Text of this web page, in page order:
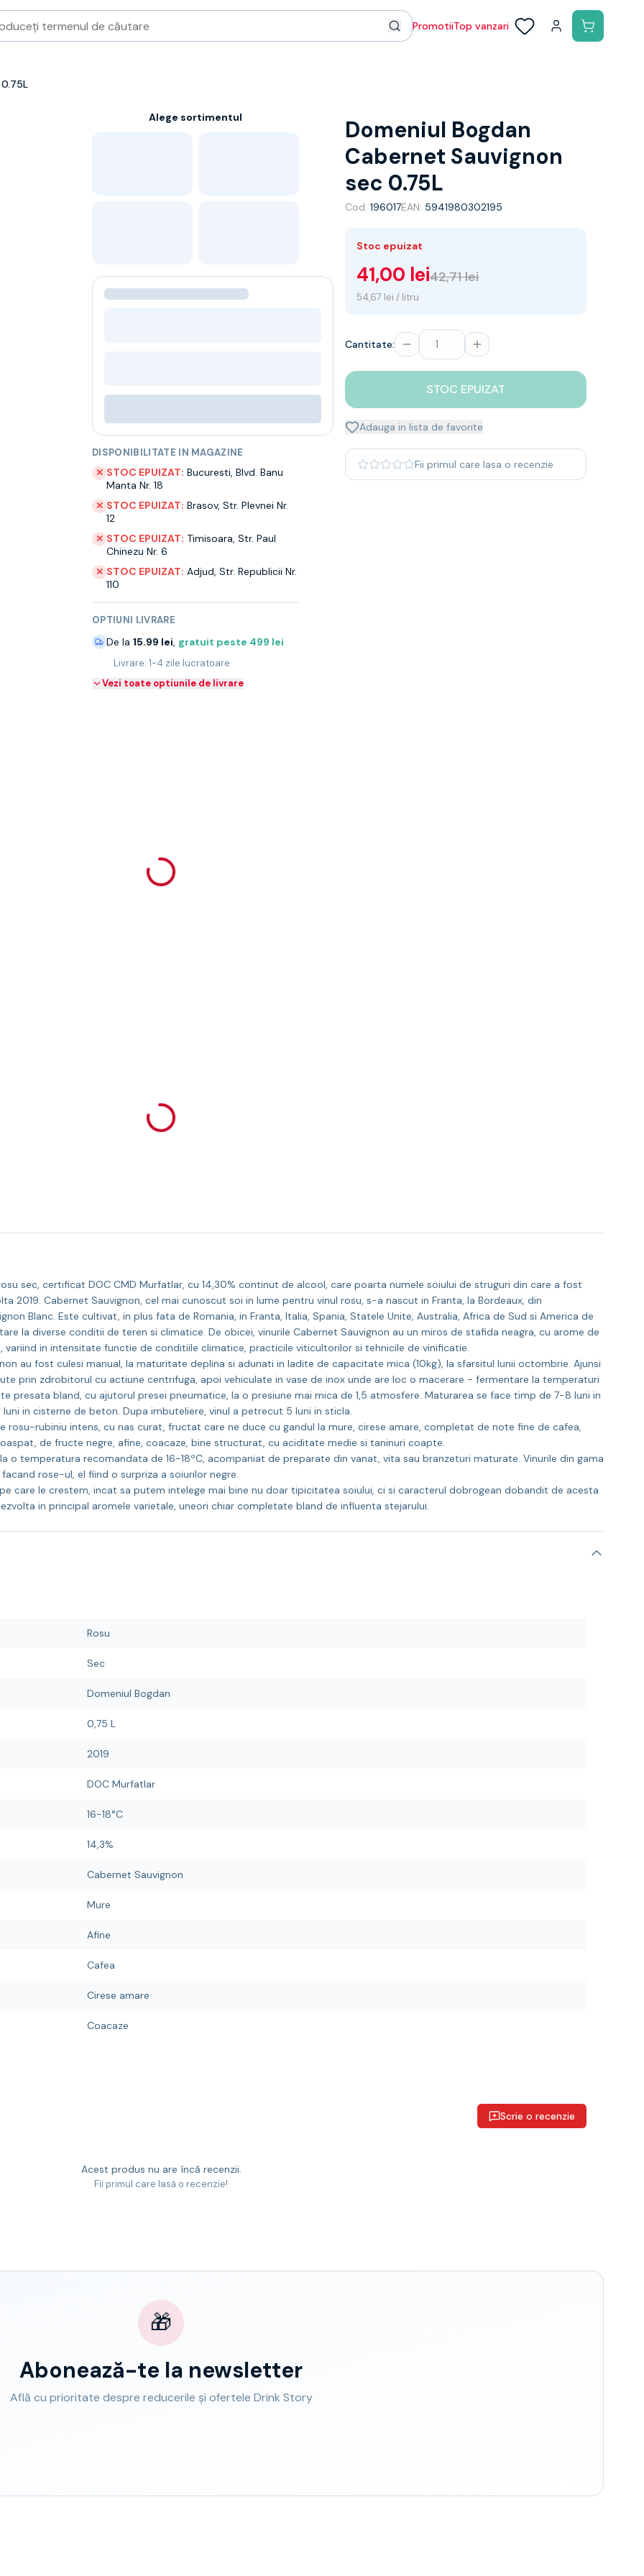
PromotiiTop vanzari
Alege sortimentul
DISPONIBILITATE IN MAGAZINE
✕ STOC EPUIZAT: Bucuresti, Blvd. Banu
Manta Nr. 18
✕ STOC EPUIZAT: Brasov, Str. Plevnei Nr.
12
✕ STOC EPUIZAT: Timisoara, Str. Paul
Chinezu Nr. 6
✕ STOC EPUIZAT: Adjud, Str. Republicii Nr.
110
OPTIUNI LIVRARE
De la 15.99 lei, gratuit peste 499 lei
Livrare: 1-4 zile lucratoare
Vezi toate optiunile de livrare
Domeniul Bogdan
Cabernet Sauvignon
sec 0.75L
Cod: 196017EAN: 5941980302195
Stoc epuizat
41,00 lei42,71 lei
54,67 lei / litru
Cantitate:
STOC EPUIZAT
Adauga in lista de favorite
Fii primul care lasa o recenzie
sec, certificat DOC CMD Murfatlar, cu 14,30% continut de alcool, care poarta numele soiului de struguri din care a fost
2019. Cabernet Sauvignon, cel mai cunoscut soi in lume pentru vinul rosu, s-a nascut in Franta, la Bordeaux, din
Blanc. Este cultivat, in plus fata de Romania, in Franta, Italia, Spania, Statele Unite, Australia, Africa de Sud si America de
la diverse conditii de teren si climatice. De obicei, vinurile Cabernet Sauvignon au un miros de stafida neagra, cu arome de
variind in intensitate functie de conditiile climatice, practicile viticultorilor si tehnicile de vinificatie.
au fost culesi manual, la maturitate deplina si adunati in ladite de capacitate mica (10kg), la sfarsitul lunii octombrie. Ajunsi
prin zdrobitorul cu actiune centrifuga, apoi vehiculate in vase de inox unde are loc o macerare - fermentare la temperaturi
presata bland, cu ajutorul presei pneumatice, la o presiune mai mica de 1,5 atmosfere. Maturarea se face timp de 7-8 luni in
in cisterne de beton. Dupa imbuteliere, vinul a petrecut 5 luni in sticla.
rosu-rubiniu intens, cu nas curat, fructat care ne duce cu gandul la mure, cirese amare, completat de note fine de cafea,
de fructe negre, afine, coacaze, bine structurat, cu aciditate medie si taninuri coapte.
o temperatura recomandata de 16-18ºC, acompaniat de preparate din vanat, vita sau branzeturi maturate. Vinurile din gama
rose-ul, el fiind o surpriza a soiurilor negre.
care le crestem, incat sa putem intelege mai bine nu doar tipicitatea soiului, ci si caracterul dobrogean dobandit de acesta
in principal aromele varietale, uneori chiar completate bland de influenta stejarului.
Rosu
Sec
Domeniul Bogdan
0,75 L
2019
DOC Murfatlar
16-18°C
14,3%
Cabernet Sauvignon
Mure
Afine
Cafea
Cirese amare
Coacaze
Scrie o recenzie
Acest produs nu are încă recenzii.
Fii primul care lasă o recenzie!
🎁
Abonează-te la newsletter
Află cu prioritate despre reducerile și ofertele Drink Story